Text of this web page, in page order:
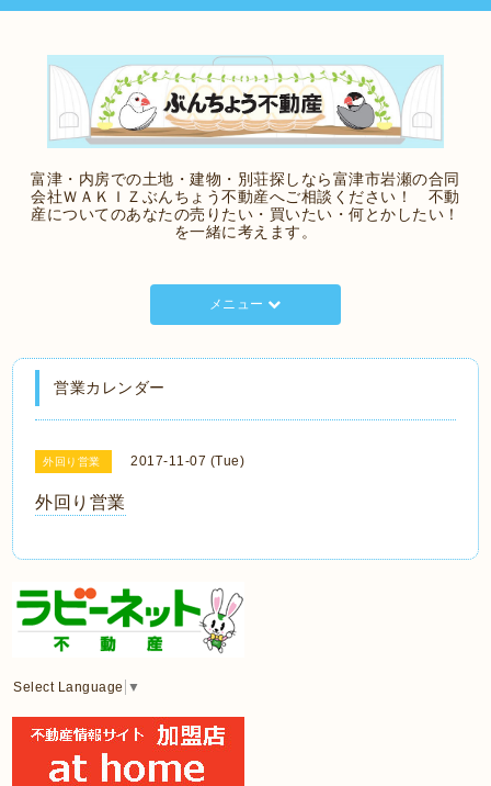
富津・内房での土地・建物・別荘探しなら富津市岩瀬の合同
会社ＷＡＫＩＺぶんちょう不動産へご相談ください！ 不動
産についてのあなたの売りたい・買いたい・何とかしたい！
を一緒に考えます。
メニュー
営業カレンダー
外回り営業 2017-11-07 (Tue)
外回り営業
Select Language ▼